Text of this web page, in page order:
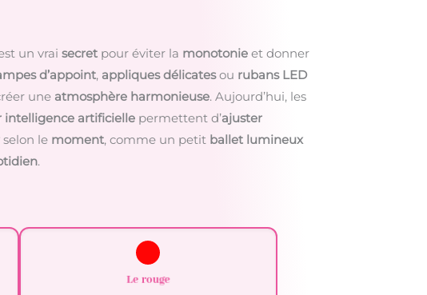
un vraisecret pour éviter la monotonie et donner
d’appoint, appliques délicatesou rubans LED
une atmosphère harmonieuse. Aujourd’hui, les
intelligence artificielle permettent d’ajuster
selon le moment, comme un petit ballet lumineux
.
Le rouge